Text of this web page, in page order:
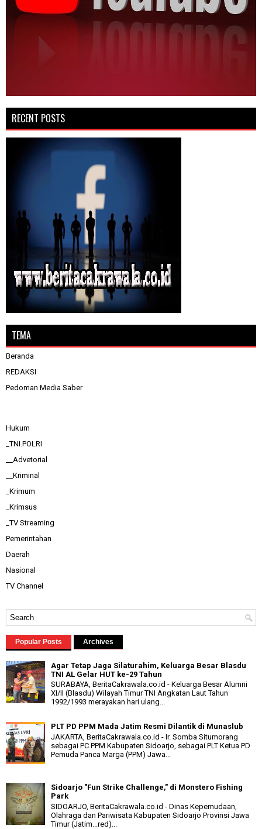
RECENT POSTS
TEMA
Beranda
REDAKSI
Pedoman Media Saber
Hukum
_TNI.POLRI
__Advetorial
__Kriminal
_Krimum
_Krimsus
_TV Streaming
Pemerintahan
Daerah
Nasional
TV Channel
Popular Posts Archives
Agar Tetap Jaga Silaturahim, Keluarga Besar Blasdu
TNI AL Gelar HUT ke-29 Tahun
SURABAYA, BeritaCakrawala.co.id - Keluarga Besar Alumni
XI/II (Blasdu) Wilayah Timur TNI Angkatan Laut Tahun
1992/1993 merayakan hari ulang...
PLT PD PPM Mada Jatim Resmi Dilantik di Munaslub
JAKARTA, BeritaCakrawala.co.id - Ir. Somba Situmorang
sebagai PC PPM Kabupaten Sidoarjo, sebagai PLT Ketua PD
Pemuda Panca Marga (PPM) Jawa...
Sidoarjo "Fun Strike Challenge," di Monstero Fishing
Park
SIDOARJO, BeritaCakrawala.co.id - Dinas Kepemudaan,
Olahraga dan Pariwisata Kabupaten Sidoarjo Provinsi Jawa
Timur (Jatim...red)...